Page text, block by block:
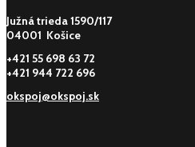
Južná trieda 1590/117
04001 Košice
+421 55 698 63 72
+421 944 722 696
okspoj@okspoj.sk